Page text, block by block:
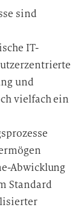
sind
IT-
und
vielfach ein
Abwicklung
Standard